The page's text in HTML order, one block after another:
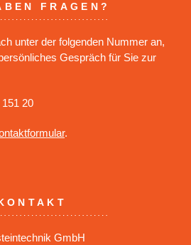
FRAGEN?
unter der folgenden Nummer an,
Gespräch für Sie zur
20
.
GmbH